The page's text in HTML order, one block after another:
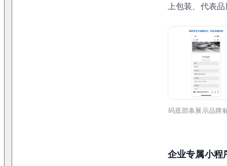
上包装、代表
码底部条展示品牌
企业专属小程